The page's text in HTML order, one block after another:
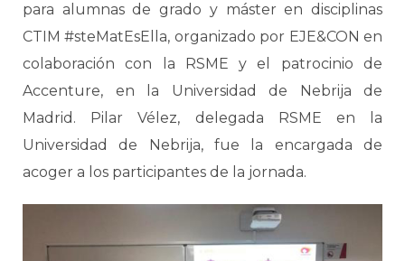
para alumnas de grado y máster en disciplinas
CTIM #steMatEsElla, organizado por EJE&CON en
colaboración con la RSME y el patrocinio de
Accenture, en la Universidad de Nebrija de
Madrid. Pilar Vélez, delegada RSME en la
Universidad de Nebrija, fue la encargada de
acoger a los participantes de la jornada.